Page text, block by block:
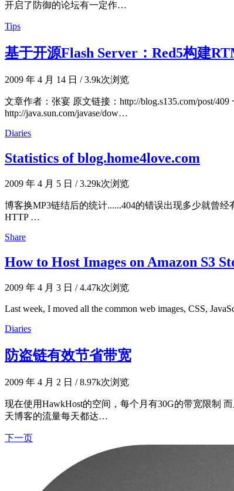
开启了防御的论坛有一定作…
Tips
基于开源Flash Server：Red5构建
2009 年 4 月 14 日 /3.9k次浏览
文章作者：张宴 原文链接：http://blog.s135.com/
http://java.sun.com/javase/dow…
Diaries
Statistics of blog.home4love.com
2009 年 4 月 5 日 /3.29k次浏览
博客换MP3链结后的统计......404的错误出现多少就曾
HTTP …
Share
How to Host Images on Amazon S3
2009 年 4 月 3 日 /4.47k次浏览
Last week, I moved all the common web images, CSS,
Diaries
防盗链有效节省带宽
2009 年 4 月 2 日 /8.97k次浏览
现在使用HawkHost的空间，每个月有30G的带宽限制 而
天博客的流量每天都达…
文
下一页